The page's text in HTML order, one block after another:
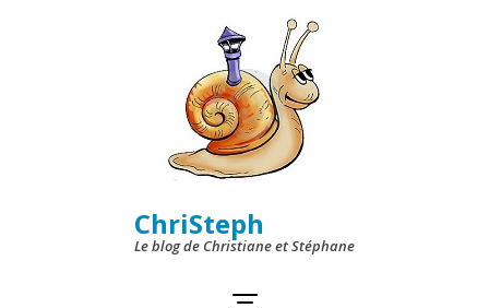
ChriSteph
Le blog de Christiane et Stéphane